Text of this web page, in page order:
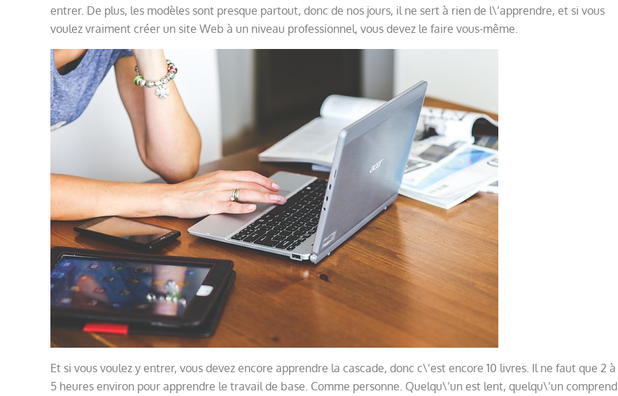
entrer. De plus, les modèles sont presque partout, donc de nos jours, il ne sert à rien de l\’apprendre, et si vous
voulez vraiment créer un site Web à un niveau professionnel, vous devez le faire vous-même.
Et si vous voulez y entrer, vous devez encore apprendre la cascade, donc c\’est encore 10 livres. Il ne faut que 2 à
5 heures environ pour apprendre le travail de base. Comme personne. Quelqu\’un est lent, quelqu\’un comprend